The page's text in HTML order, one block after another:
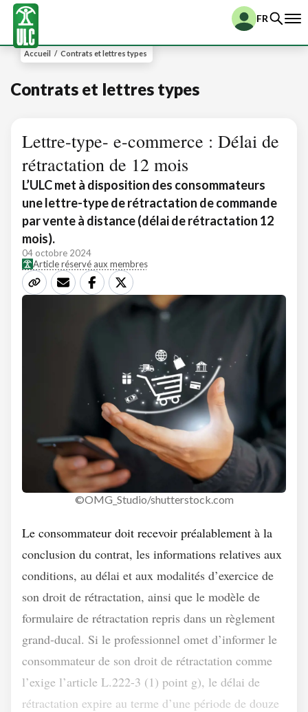
FR
Accueil / Contrats et lettres types
Contrats et lettres types
Lettre-type- e-commerce : Délai de
rétractation de 12 mois
L’ULC met à disposition des consommateurs
une lettre-type de rétractation de commande
par vente à distance (délai de rétractation 12
mois).
04 octobre 2024
Article réservé aux membres
©OMG_Studio/shutterstock.com
Le consommateur doit recevoir préalablement à la
conclusion du contrat, les informations relatives aux
conditions, au délai et aux modalités d’exercice de
son droit de rétractation, ainsi que le modèle de
formulaire de rétractation repris dans un règlement
grand-ducal. Si le professionnel omet d’informer le
consommateur de son droit de rétractation comme
l’exige l’article L.222-3 (1) point g), le délai de
rétractation expire au terme d’une période de douze